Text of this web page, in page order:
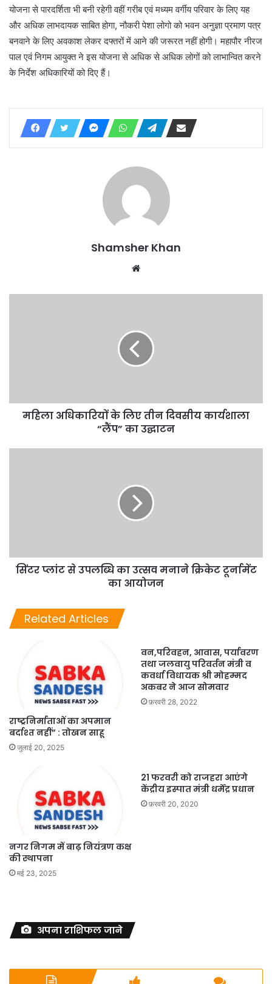
योजना से पारदर्शिता भी बनी रहेगी वहीं गरीब एवं मध्यम वर्गीय परिवार के लिए यह
और अधिक लाभदायक साबित होगा, नौकरी पेशा लोगो को भवन अनुज्ञा प्रमाण पत्र
बनवाने के लिए अवकाश लेकर दफ्तरों में आने की जरूरत नहीं होगी। महापौर नीरज
पाल एवं निगम आयुक्त ने इस योजना से अधिक से अधिक लोगों को लाभान्वित करने
के निर्देश अधिकारियों को दिए हैं।
Shamsher Khan
महिला अधिकारियों के लिए तीन दिवसीय कार्यशाला
“लैंप” का उद्घाटन
सिंटर प्लांट से उपलब्धि का उत्सव मनाने क्रिकेट टूर्नामेंट
का आयोजन
Related Articles
राष्ट्रनिर्माताओं का अपमान
बर्दाश्त नहीं” : तोखन साहू
जुलाई 20, 2025
वन,परिवहन, आवास, पर्यावरण
तथा जलवायु परिवर्तन मंत्री व
कवर्धा विधायक श्री मोहम्मद
अकबर ने आज सोमवार
फ़रवरी 28, 2022
नगर निगम में बाढ़ नियंत्रण कक्ष
की स्थापना
मई 23, 2025
21 फरवरी को राजहरा आएंगे
केंद्रीय इस्पात मंत्री धर्मेंद्र प्रधान
फ़रवरी 20, 2020
अपना राशिफल जाने